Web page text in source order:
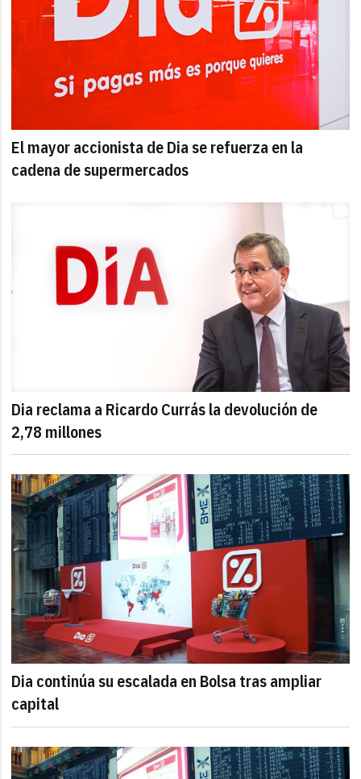
El mayor accionista de Dia se refuerza en la
cadena de supermercados
Dia reclama a Ricardo Currás la devolución de
2,78 millones
Dia continúa su escalada en Bolsa tras ampliar
capital